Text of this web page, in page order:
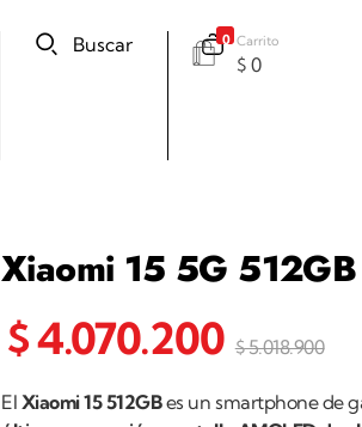
Buscar 0 Carrito
$0
Xiaomi 15 5G 512GB
$4.070.200 $5.018.900
El Xiaomi 15 512GBes un smartphone de